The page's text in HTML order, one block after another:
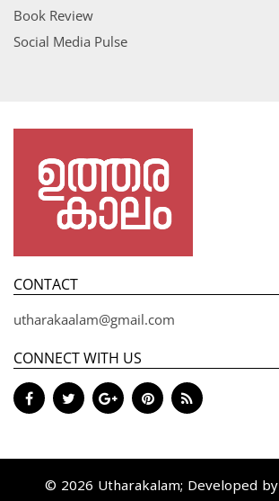
Book Review
Social Media Pulse
CONTACT
utharakaalam@gmail.com
CONNECT WITH US
© 2026 Utharakalam; Developed by